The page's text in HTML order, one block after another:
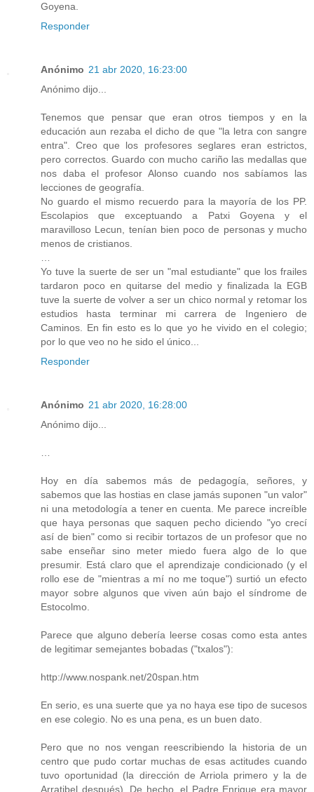
Goyena.
Responder
Anónimo 21 abr 2020, 16:23:00
Anónimo dijo...
Tenemos que pensar que eran otros tiempos y en la
educación aun rezaba el dicho de que "la letra con sangre
entra". Creo que los profesores seglares eran estrictos,
pero correctos. Guardo con mucho cariño las medallas que
nos daba el profesor Alonso cuando nos sabíamos las
lecciones de geografía.
No guardo el mismo recuerdo para la mayoría de los PP.
Escolapios que exceptuando a Patxi Goyena y el
maravilloso Lecun, tenían bien poco de personas y mucho
menos de cristianos.
…
Yo tuve la suerte de ser un "mal estudiante" que los frailes
tardaron poco en quitarse del medio y finalizada la EGB
tuve la suerte de volver a ser un chico normal y retomar los
estudios hasta terminar mi carrera de Ingeniero de
Caminos. En fin esto es lo que yo he vivido en el colegio;
por lo que veo no he sido el único...
Responder
Anónimo 21 abr 2020, 16:28:00
Anónimo dijo...
…
Hoy en día sabemos más de pedagogía, señores, y
sabemos que las hostias en clase jamás suponen "un valor"
ni una metodología a tener en cuenta. Me parece increíble
que haya personas que saquen pecho diciendo "yo crecí
así de bien" como si recibir tortazos de un profesor que no
sabe enseñar sino meter miedo fuera algo de lo que
presumir. Está claro que el aprendizaje condicionado (y el
rollo ese de "mientras a mí no me toque") surtió un efecto
mayor sobre algunos que viven aún bajo el síndrome de
Estocolmo.
Parece que alguno debería leerse cosas como esta antes
de legitimar semejantes bobadas ("txalos"):
http://www.nospank.net/20span.htm
En serio, es una suerte que ya no haya ese tipo de sucesos
en ese colegio. No es una pena, es un buen dato.
Pero que no nos vengan reescribiendo la historia de un
centro que pudo cortar muchas de esas actitudes cuando
tuvo oportunidad (la dirección de Arriola primero y la de
Arratibel después). De hecho, el Padre Enrique era mayor